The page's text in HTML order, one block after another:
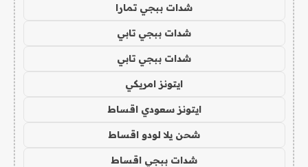
شدات ببجي تمارا
شدات ببجي تابي
شدات ببجي تابي
ايتونز امريكي
ايتونز سعودي اقساط
شحن يلا لودو اقساط
شدات ببجي اقساط